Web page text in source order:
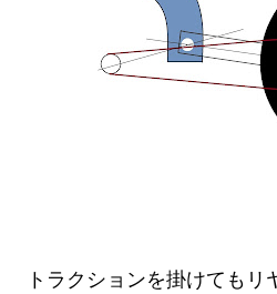
トラクションを掛けてもリ